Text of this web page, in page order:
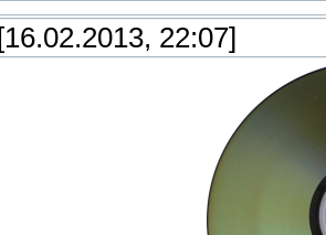
[16.02.2013, 22:07]